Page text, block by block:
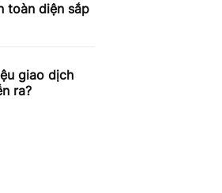
toàn diện sắp
giao dịch
ra?